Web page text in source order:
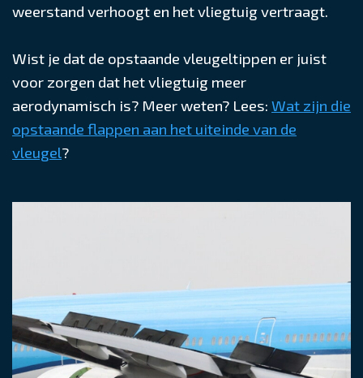
weerstand verhoogt en het vliegtuig vertraagt.
Wist je dat de opstaande vleugeltippen er juist
voor zorgen dat het vliegtuig meer
aerodynamisch is? Meer weten? Lees: Wat zijn die
opstaande flappen aan het uiteinde van de
vleugel?